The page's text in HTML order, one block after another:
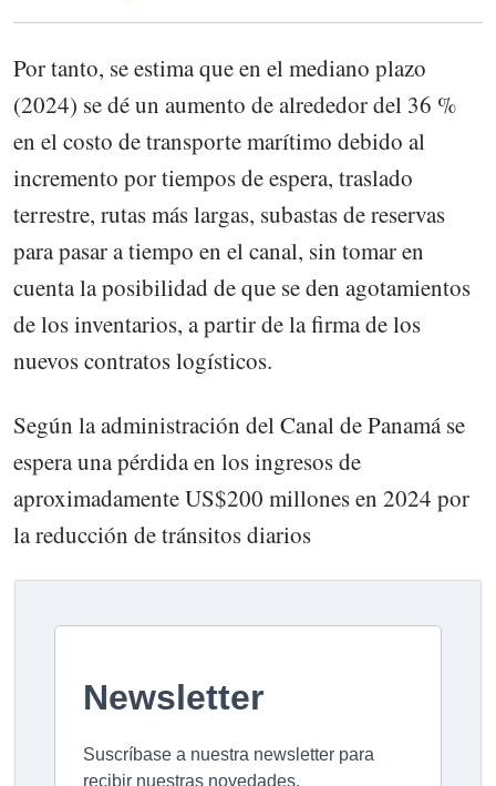
Por tanto, se estima que en el mediano plazo
(2024) se dé un aumento de alrededor del 36 %
en el costo de transporte marítimo debido al
incremento por tiempos de espera, traslado
terrestre, rutas más largas, subastas de reservas
para pasar a tiempo en el canal, sin tomar en
cuenta la posibilidad de que se den agotamientos
de los inventarios, a partir de la firma de los
nuevos contratos logísticos.
Según la administración del Canal de Panamá se
espera una pérdida en los ingresos de
aproximadamente US$200 millones en 2024 por
la reducción de tránsitos diarios